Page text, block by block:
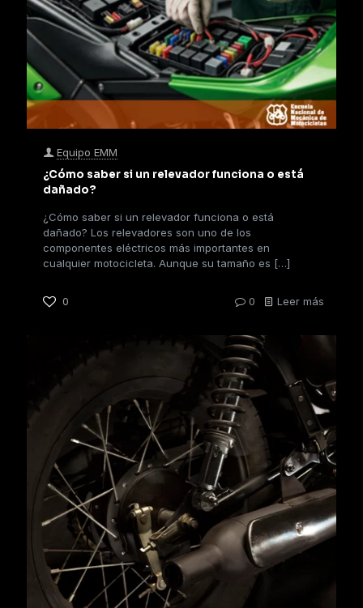
Equipo EMM
¿Cómo saber si un relevador funciona o está
dañado?
¿Cómo saber si un relevador funciona o está
dañado? Los relevadores son uno de los
componentes eléctricos más importantes en
cualquier motocicleta. Aunque su tamaño es […]
0 0 Leer más